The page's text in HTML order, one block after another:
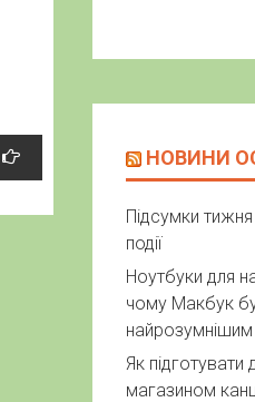
НОВИНИ
Підсумки тижня
події
Ноутбуки для
чому Макбук
Як
магазином